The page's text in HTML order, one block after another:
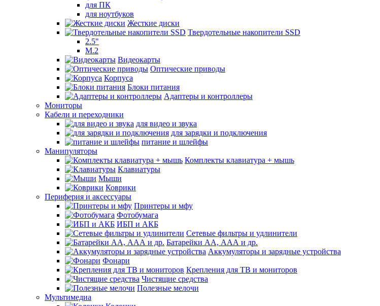
для ПК
для ноутбуков
Жесткие диски
Твердотельные накопители SSD
2.5"
M.2
Видеокарты
Оптические приводы
Корпуса
Блоки питания
Адаптеры и контроллеры
Мониторы
Кабели и переходники
для видео и звука
для зарядки и подключения
питание и шлейфы
Манипуляторы
Комплекты клавиатура + мышь
Клавиатуры
Мыши
Коврики
Периферия и аксессуары
Принтеры и мфу
Фотобумага
ИБП и АКБ
Сетевые фильтры и удлинители
Батарейки АА, ААА и др.
Аккумуляторы и зарядные устройства
Фонари
Крепления для ТВ и мониторов
Чистящие средства
Полезные мелочи
Мультимедиа